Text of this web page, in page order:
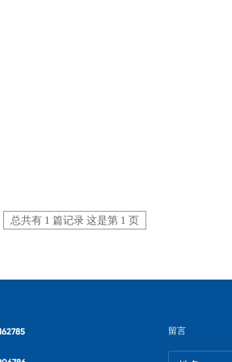
总共有 1 篇记录 这是第 1 页
留言